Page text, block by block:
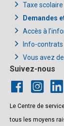
tous les moyens
confidentiels qui
© 2026 Centre
Rivière-du-
Standish|